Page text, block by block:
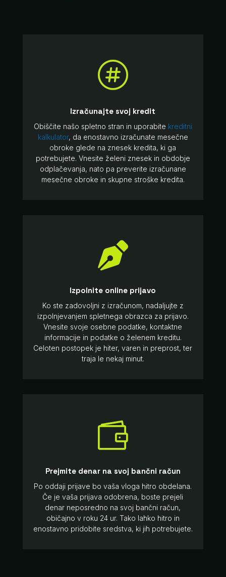

Izračunajte svoj kredit
Obiščite našo spletno stran in uporabite kreditni
kalkulator, da enostavno izračunate mesečne
obroke glede na znesek kredita, ki ga
potrebujete. Vnesite želeni znesek in obdobje
odplačevanja, nato pa preverite izračunane
mesečne obroke in skupne stroške kredita.

Izpolnite online prijavo
Ko ste zadovoljni z izračunom, nadaljujte z
izpolnjevanjem spletnega obrazca za prijavo.
Vnesite svoje osebne podatke, kontaktne
informacije in podatke o želenem kreditu.
Celoten postopek je hiter, varen in preprost, ter
traja le nekaj minut.

Prejmite denar na svoj bančni račun
Po oddaji prijave bo vaša vloga hitro obdelana.
Če je vaša prijava odobrena, boste prejeli
denar neposredno na svoj bančni račun,
običajno v roku 24 ur. Tako lahko hitro in
enostavno pridobite sredstva, ki jih potrebujete.